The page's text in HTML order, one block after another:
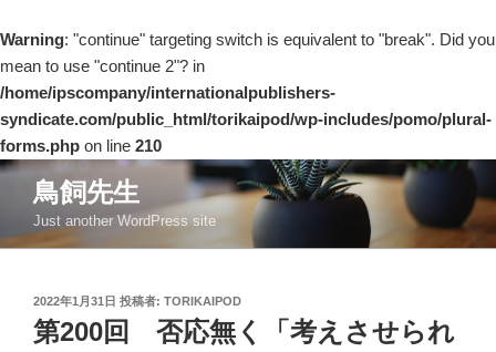
Warning: "continue" targeting switch is equivalent to "break". Did you
mean to use "continue 2"? in
/home/ipscompany/internationalpublishers-
syndicate.com/public_html/torikaipod/wp-includes/pomo/plural-
forms.php on line 210
コ
ン
鳥飼先生
Just another WordPress site
投
稿
日:
2022年1月31日 投稿者: TORIKAIPOD
第200回 否応無く「考えさせられ